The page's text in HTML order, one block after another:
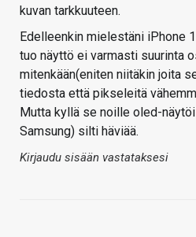
kuvan tarkkuuteen.
Edelleenkin mielestäni iPhone
tuo näyttö ei varmasti suurinta
mitenkään(eniten niitäkin joita
tiedosta että pikseleitä
Mutta kyllä se noille oled-
Samsung) silti häviää.
Kirjaudu sisään vastataksesi